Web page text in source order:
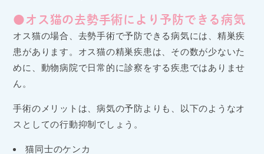
●オス猫の去勢手術により予防できる病気
オス猫の場合、去勢手術で予防できる病気には、精巣疾
患があります。オス猫の精巣疾患は、その数が少ないた
めに、動物病院で日常的に診察をする疾患ではありませ
ん。
手術のメリットは、病気の予防よりも、以下のようなオ
スとしての行動抑制でしょう。
猫同士のケンカ